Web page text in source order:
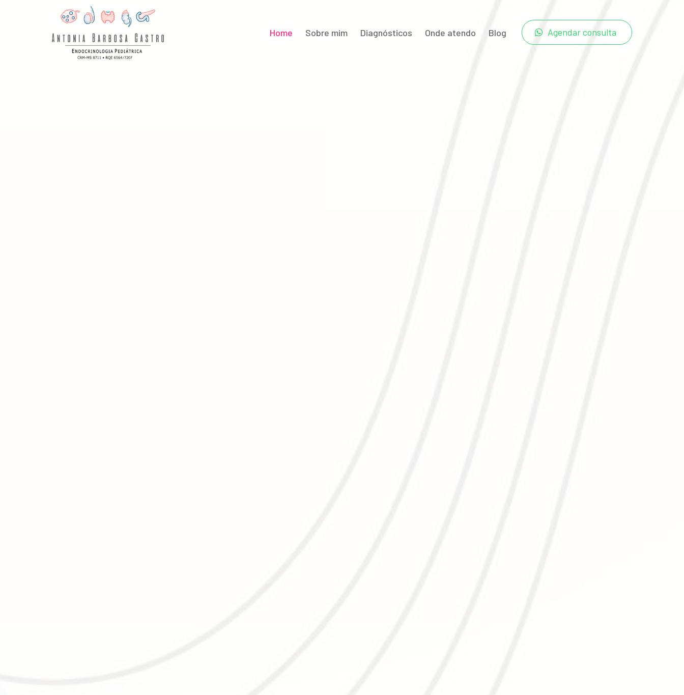
Home Sobre mim Diagnósticos Onde atendo Blog Agendar consulta